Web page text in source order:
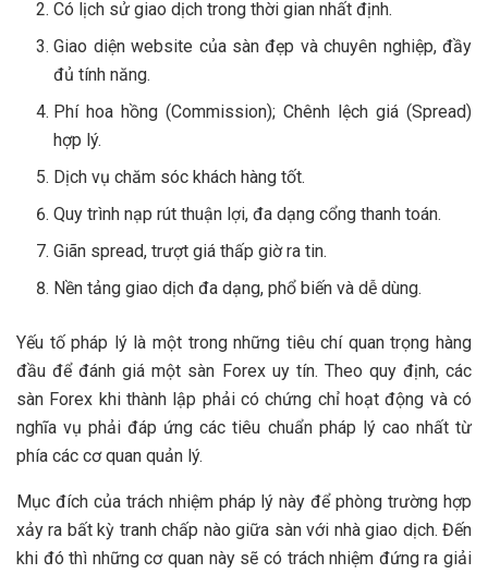
Có lịch sử giao dịch trong thời gian nhất định.
Giao diện website của sàn đẹp và chuyên nghiệp, đầy
đủ tính năng.
Phí hoa hồng (Commission); Chênh lệch giá (Spread)
hợp lý.
Dịch vụ chăm sóc khách hàng tốt.
Quy trình nạp rút thuận lợi, đa dạng cổng thanh toán.
Giãn spread, trượt giá thấp giờ ra tin.
Nền tảng giao dịch đa dạng, phổ biến và dễ dùng.
Yếu tố pháp lý là một trong những tiêu chí quan trọng hàng
đầu để đánh giá một sàn Forex uy tín. Theo quy định, các
sàn Forex khi thành lập phải có chứng chỉ hoạt động và có
nghĩa vụ phải đáp ứng các tiêu chuẩn pháp lý cao nhất từ
phía các cơ quan quản lý.
Mục đích của trách nhiệm pháp lý này để phòng trường hợp
xảy ra bất kỳ tranh chấp nào giữa sàn với nhà giao dịch. Đến
khi đó thì những cơ quan này sẽ có trách nhiệm đứng ra giải